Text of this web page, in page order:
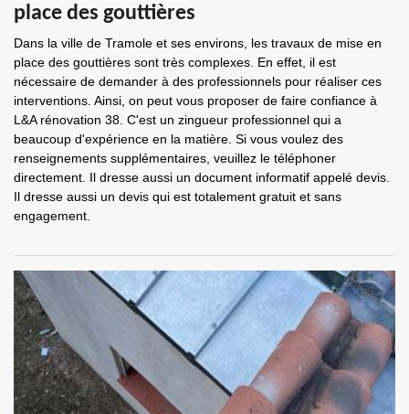
place des gouttières
Dans la ville de Tramole et ses environs, les travaux de mise en
place des gouttières sont très complexes. En effet, il est
nécessaire de demander à des professionnels pour réaliser ces
interventions. Ainsi, on peut vous proposer de faire confiance à
L&A rénovation 38. C'est un zingueur professionnel qui a
beaucoup d'expérience en la matière. Si vous voulez des
renseignements supplémentaires, veuillez le téléphoner
directement. Il dresse aussi un document informatif appelé devis.
Il dresse aussi un devis qui est totalement gratuit et sans
engagement.